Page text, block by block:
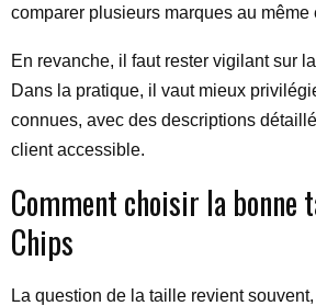
comparer plusieurs marques au même
En revanche, il faut rester vigilant sur
Dans la pratique, il vaut mieux
connues, avec des descriptions
client accessible.
Comment choisir la bonne
Chips
La question de la taille revient